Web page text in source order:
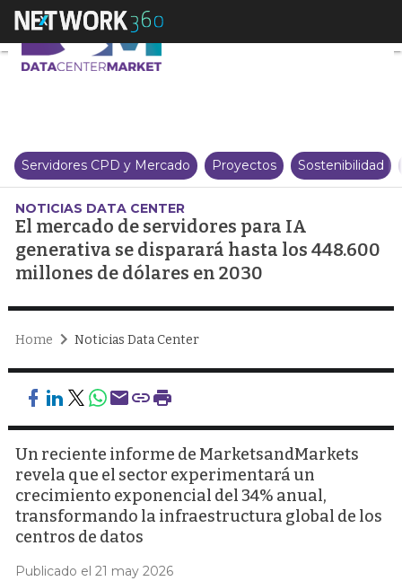
El mercado de servidores para
Servidores CPD y Mercado Proyectos Sostenibilidad
NOTICIAS DATA CENTER
El mercado de servidores para IA
generativa se disparará hasta los 448.600
millones de dólares en 2030
Home Noticias Data Center
Un reciente informe de MarketsandMarkets
revela que el sector experimentará un
crecimiento exponencial del 34% anual,
transformando la infraestructura global de los
centros de datos
Publicado el 21 may 2026